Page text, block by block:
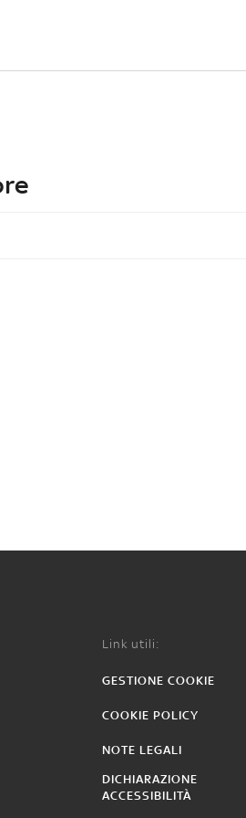
Link utili:
GESTIONE COOKIE
COOKIE POLICY
NOTE LEGALI
DICHIARAZIONE
ACCESSIBILITÀ